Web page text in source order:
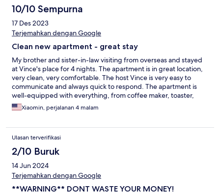
10/10 Sempurna
17 Des 2023
Terjemahkan dengan Google
Clean new apartment - great stay
My brother and sister-in-law visiting from overseas and stayed
at Vince's place for 4 nights. The apartment is in great location,
very clean, very comfortable. The host Vince is very easy to
communicate and always quick to respond. The apartment is
well-equipped with everything, from coffee maker, toaster,
plates and pots, even olive oil and spices. We feel that the host
really had thought about everything to make his clients feel
they visit. I highly recommend this property.
Xiaomin, perjalanan 4 malam
Ulasan terverifikasi
2/10 Buruk
14 Jun 2024
Terjemahkan dengan Google
**WARNING** DONT WASTE YOUR MONEY!